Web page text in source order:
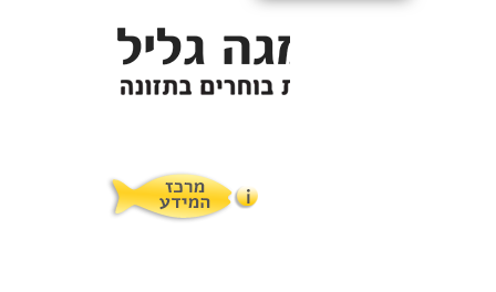
מרכז המטפלים
מרכז המידע